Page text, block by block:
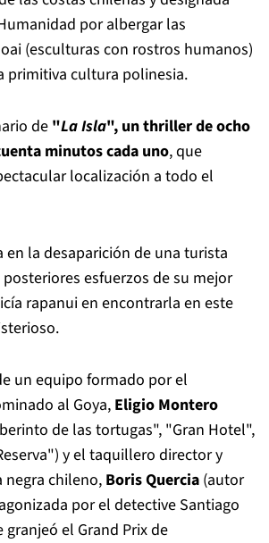
por albergar las
(esculturas con rostros humanos)
primitiva cultura polinesia.
de "La Isla", un thriller de ocho
minutos cada uno, que
localización a todo el
en la desaparición de una turista
esfuerzos de su mejor
rapanui en encontrarla en este
un equipo formado por el
al Goya, Eligio Montero
de las tortugas", "Gran Hotel",
y el taquillero director y
negra chileno, Boris Quercia (autor
por el detective Santiago
granjeó el Grand Prix de